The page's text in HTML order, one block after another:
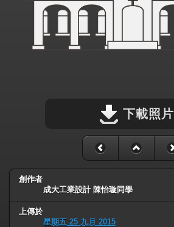
下載照片
創作者
成大工業設計 陳怡璇同學
上傳於
星期五 25 九月 2015